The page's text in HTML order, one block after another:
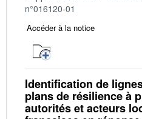
n°016120-01
Accéder à la notice
Identification de
plans de résilience à
autorités et acteurs